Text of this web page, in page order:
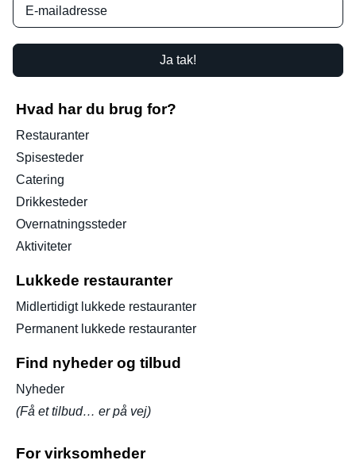
Ja tak!
Hvad har du brug for?
Restauranter
Spisesteder
Catering
Drikkesteder
Overnatningssteder
Aktiviteter
Lukkede restauranter
Midlertidigt lukkede restauranter
Permanent lukkede restauranter
Find nyheder og tilbud
Nyheder
(Få et tilbud… er på vej)
For virksomheder